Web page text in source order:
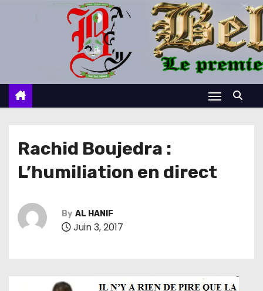
c
Rachid Boujedra :
L’humiliation en direct
By AL HANIF
Juin 3, 2017